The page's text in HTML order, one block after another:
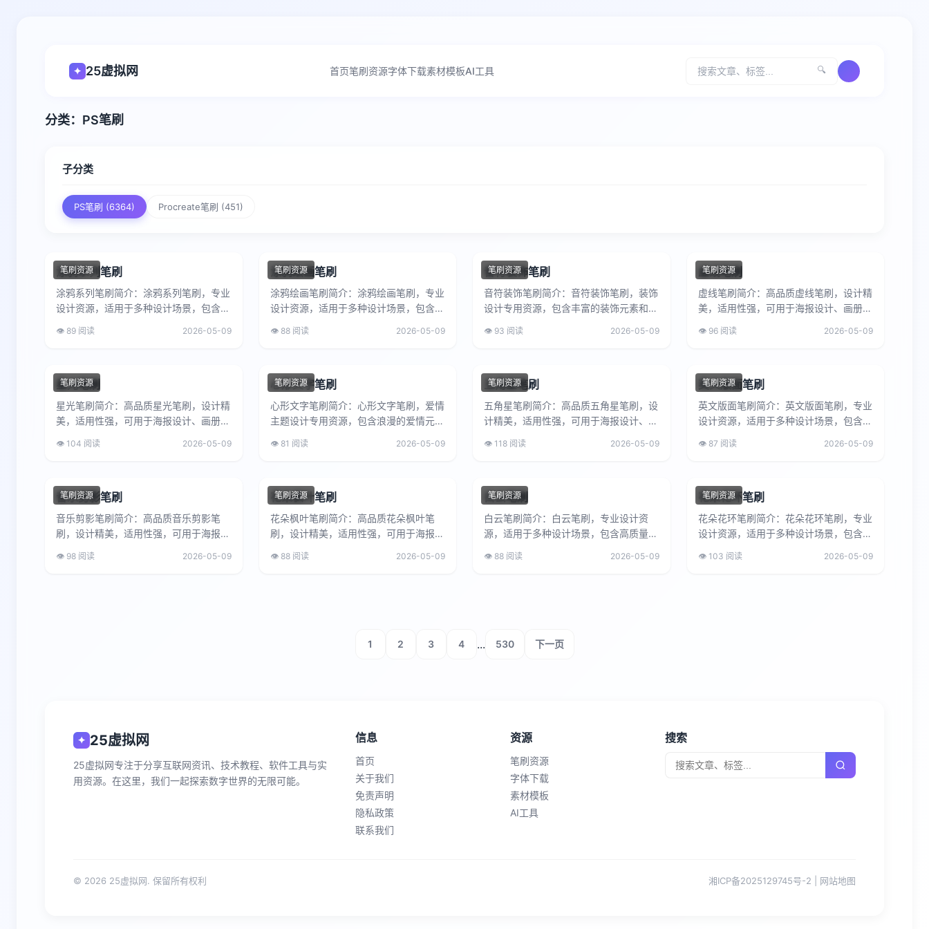
✦ 25虚拟网 首页笔刷资源字体下载素材模板AI工具 🔍
分类：PS笔刷
子分类
PS笔刷 (6364) Procreate笔刷 (451)
笔刷资源
涂鸦系列笔刷
涂鸦系列笔刷简介：涂鸦系列笔刷，专业
设计资源，适用于多种设计场景，包含高
度和美感，满足设计师的创作...
👁️ 89 阅读 2026-05-09
笔刷资源
涂鸦绘画笔刷
涂鸦绘画笔刷简介：涂鸦绘画笔刷，专业
设计资源，适用于多种设计场景，包含高
度和美感，满足设计师的创作...
👁️ 88 阅读 2026-05-09
笔刷资源
音符装饰笔刷
音符装饰笔刷简介：音符装饰笔刷，装饰
设计专用资源，包含丰富的装饰元素和花
报制作等，提升设计作品的装...
👁️ 93 阅读 2026-05-09
笔刷资源
虚线笔刷
虚线笔刷简介：高品质虚线笔刷，设计精
美，适用性强，可用于海报设计、画册制
目，是设计师的实用工具。虚线...
👁️ 96 阅读 2026-05-09
笔刷资源
星光笔刷
星光笔刷简介：高品质星光笔刷，设计精
美，适用性强，可用于海报设计、画册制
目，是设计师的实用工具。星光...
👁️ 104 阅读 2026-05-09
笔刷资源
心形文字笔刷
心形文字笔刷简介：心形文字笔刷，爱情
主题设计专用资源，包含浪漫的爱情元
主题海报等，营造浪漫温馨的设...
👁️ 81 阅读 2026-05-09
笔刷资源
五角星笔刷
五角星笔刷简介：高品质五角星笔刷，设
计精美，适用性强，可用于海报设计、画
项目，是设计师的实用工具。...
👁️ 118 阅读 2026-05-09
笔刷资源
英文版面笔刷
英文版面笔刷简介：英文版面笔刷，专业
设计资源，适用于多种设计场景，包含高
度和美感，满足设计师的创作...
👁️ 87 阅读 2026-05-09
笔刷资源
音乐剪影笔刷
音乐剪影笔刷简介：高品质音乐剪影笔
刷，设计精美，适用性强，可用于海报设
种设计项目，是设计师的实用工...
👁️ 98 阅读 2026-05-09
笔刷资源
花朵枫叶笔刷
花朵枫叶笔刷简介：高品质花朵枫叶笔
刷，设计精美，适用性强，可用于海报设
种设计项目，是设计师的实用工...
👁️ 88 阅读 2026-05-09
笔刷资源
白云笔刷
白云笔刷简介：白云笔刷，专业设计资
源，适用于多种设计场景，包含高质量的
感，满足设计师的创作需求。白...
👁️ 88 阅读 2026-05-09
笔刷资源
花朵花环笔刷
花朵花环笔刷简介：花朵花环笔刷，专业
设计资源，适用于多种设计场景，包含高
度和美感，满足设计师的创作...
👁️ 103 阅读 2026-05-09
1 2 3 4 ... 530 下一页
✦ 25虚拟网
25虚拟网专注于分享互联网资讯、技术教程、软件工具与实
用资源。在这里，我们一起探索数字世界的无限可能。
信息
首页
关于我们
免责声明
隐私政策
联系我们
资源
笔刷资源
字体下载
素材模板
AI工具
搜索
© 2026 25虚拟网. 保留所有权利 湘ICP备2025129745号-2 网站地图